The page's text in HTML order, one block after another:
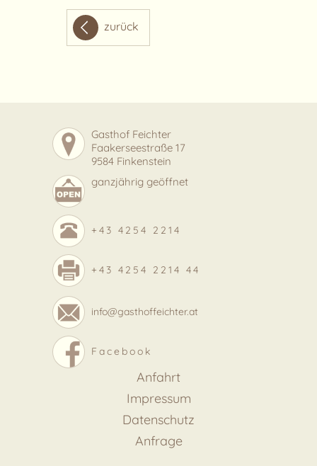
zurück
Gasthof Feichter
Faakerseestraße 17
9584 Finkenstein
ganzjährig geöffnet
+43 4254 2214
+43 4254 2214 44
info@gasthoffeichter.at
Facebook
Anfahrt
Impressum
Datenschutz
Anfrage